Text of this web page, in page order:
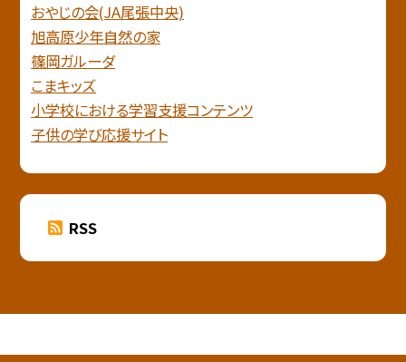
おやじの会(JA尾張中央)
旭高原少年自然の家
篠岡ガルーダ
こまキッズ
小学校における学習支援コンテンツ
子供の学び応援サイト
RSS